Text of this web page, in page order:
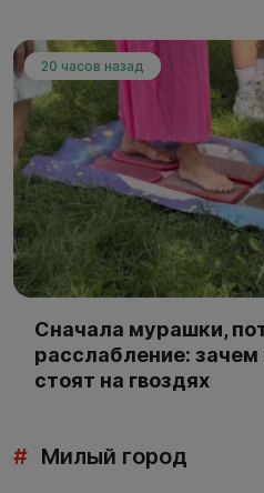
20 часов назад
Сначала мурашки,
расслабление:
стоят на гвоздях
# Милый город